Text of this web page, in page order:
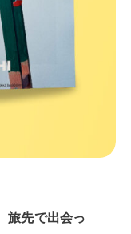
旅先で出会っ